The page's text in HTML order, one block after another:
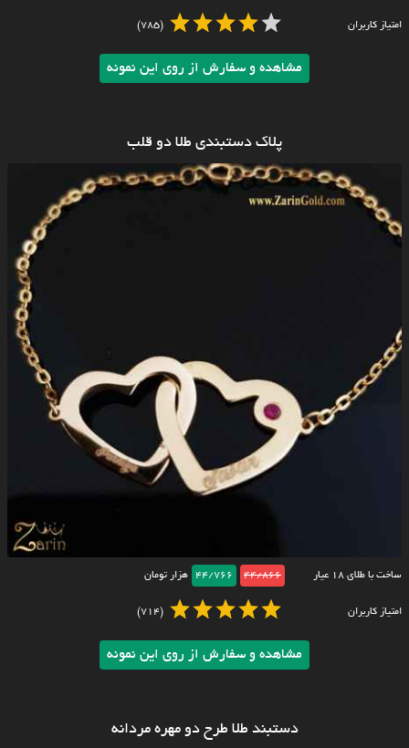
امتیاز کاربران (785)
مشاهده و سفارش از روی این نمونه
پلاک دستبندی طلا دو قلب
ساخت با طلای ۱۸ عیار 44/866
44/766 هزار تومان
امتیاز کاربران (714)
مشاهده و سفارش از روی این نمونه
دستبند طلا طرح دو مهره مردانه